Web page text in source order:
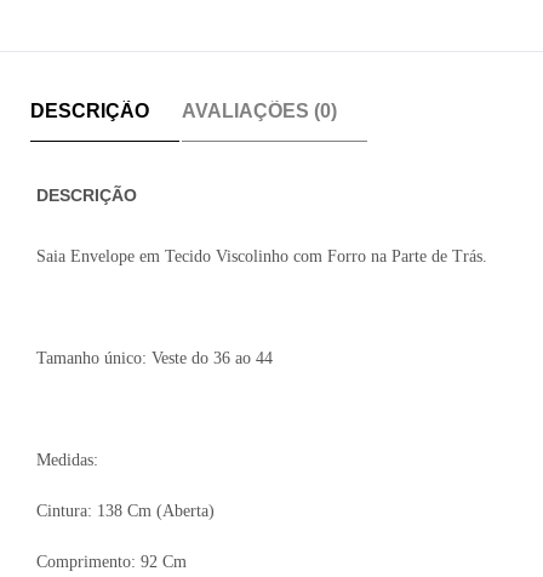
DESCRIÇÃO AVALIAÇÕES (0)
DESCRIÇÃO
Saia Envelope em Tecido Viscolinho com Forro na Parte de Trás.
Tamanho único: Veste do 36 ao 44
Medidas:
Cintura: 138 Cm (Aberta)
Comprimento: 92 Cm